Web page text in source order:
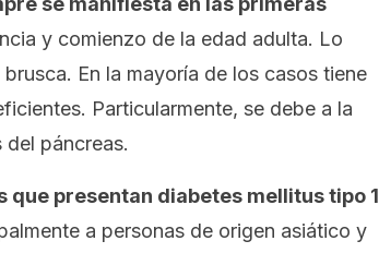
y comienzo de la edad adulta. Lo
En la mayoría de los casos tiene
Particularmente, se debe a la
páncreas.
que presentan diabetes mellitustipo 1
a personas de origen asiático y